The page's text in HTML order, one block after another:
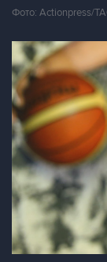
Фото: Actionpress/